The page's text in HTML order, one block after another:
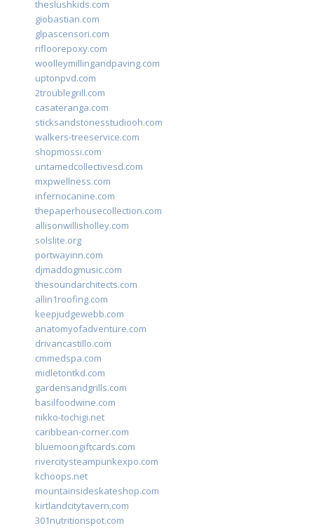
theslushkids.com
giobastian.com
glpascensori.com
rifloorepoxy.com
woolleymillingandpaving.com
uptonpvd.com
2troublegrill.com
casateranga.com
sticksandstonesstudiooh.com
walkers-treeservice.com
shopmossi.com
untamedcollectivesd.com
mxpwellness.com
infernocanine.com
thepaperhousecollection.com
allisonwillisholley.com
solslite.org
portwayinn.com
djmaddogmusic.com
thesoundarchitects.com
allin1roofing.com
keepjudgewebb.com
anatomyofadventure.com
drivancastillo.com
cmmedspa.com
midletontkd.com
gardensandgrills.com
basilfoodwine.com
nikko-tochigi.net
caribbean-corner.com
bluemoongiftcards.com
rivercitysteampunkexpo.com
kchoops.net
mountainsideskateshop.com
kirtlandcitytavern.com
301nutritionspot.com